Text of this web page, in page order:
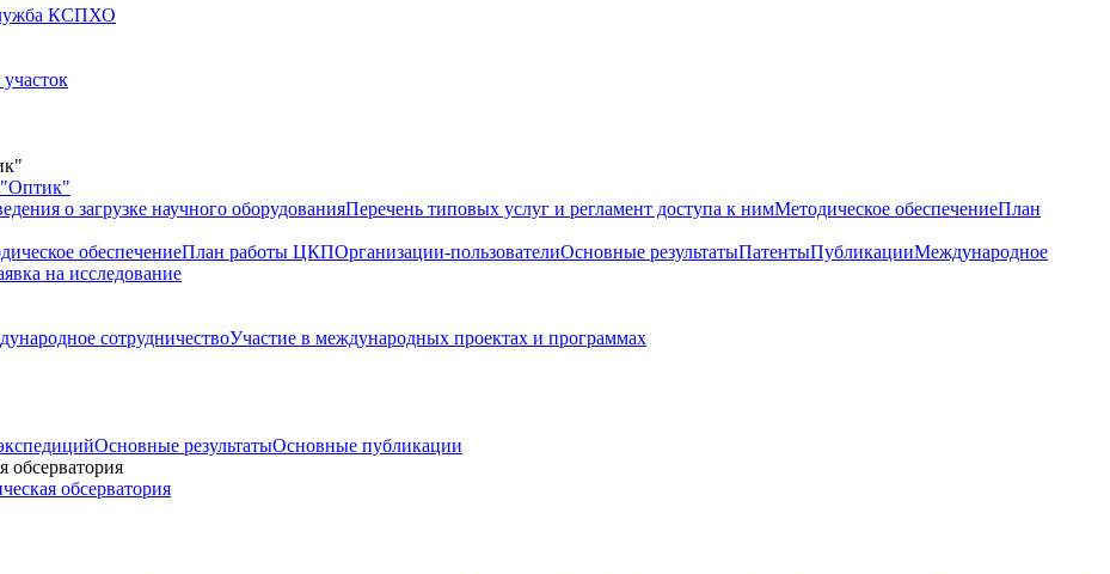
КСПХО
"Оптик"
о загрузке научного оборудованияПеречень типовых услуг и регламент доступа к нимМетодическое обеспечениеПлан
обеспечениеПлан работы ЦКПОрганизации-пользователиОсновные результатыПатентыПубликацииМеждународное
на исследование
сотрудничествоУчастие в международных проектах и программах
Основные результатыОсновные публикации
обсерватория
обсерватория